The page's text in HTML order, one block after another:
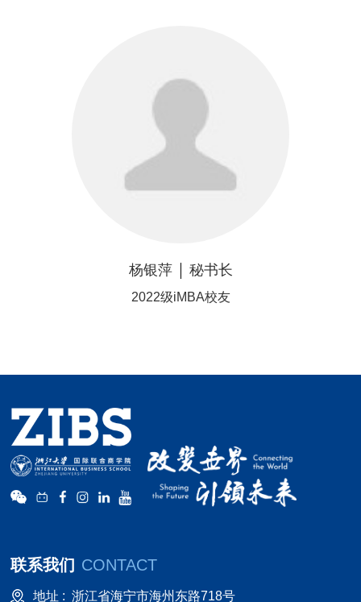
杨银萍 秘书长
2022级iMBA校友
联系我们 CONTACT
地址 :浙江省海宁市海州东路718号